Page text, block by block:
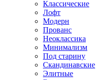
Классические
Лофт
Модерн
Прованс
Неоклассика
Минимализм
Под старину
Скандинавские
Элитные